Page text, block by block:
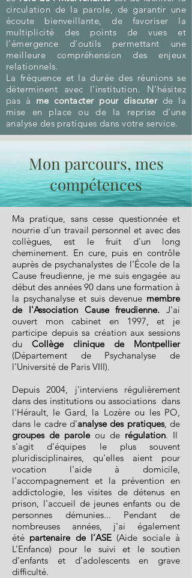
circulation de la parole, de garantir une
écoute bienveillante, de favoriser la
multiplicité des points de vues et
l'émergence d'outils permettant une
meilleure compréhension des enjeux
relationnels.
La fréquence et la durée des réunions se
déterminent avec l'institution. N'hésitez
pas à me contacter pour discuterde la
mise en place ou de la reprise d'une
analyse des pratiques dans votre service.
Mon parcours, mes
compétences
Ma pratique, sans cesse questionnée et
nourrie d'un travail personnel et avec des
collègues, est le fruit d'un long
cheminement. En cure, puis en contrôle
auprès de psychanalystes de l’École de la
Cause freudienne, je me suis engagée au
début des années 90 dans une formation à
la psychanalyse et suis devenue membre
de l'Association Cause freudienne. J'ai
ouvert mon cabinet en 1997, et je
participe depuis sa création aux sessions
du Collège clinique de Montpellier
(Département de Psychanalyse de
l'Université de Paris VIII).
Depuis 2004, j'interviens régulièrement
dans des institutions ou associations dans
l'Hérault, le Gard, la Lozère ou les PO,
dans le cadre d'analyse des pratiques, de
groupes de parole ou de régulation. Il
s'agit d'équipes le plus souvent
pluridisciplinaires, qu'elles aient pour
vocation l'aide à domicile,
l'accompagnement et la prévention en
addictologie, les visites de détenus en
prison, l'accueil de jeunes enfants ou de
personnes démunies... Pendant de
nombreuses années, j'ai également
été partenaire de l’ASE (Aide sociale à
L’Enfance) pour le suivi et le soutien
d’enfants et d’adolescents en grave
difficulté.